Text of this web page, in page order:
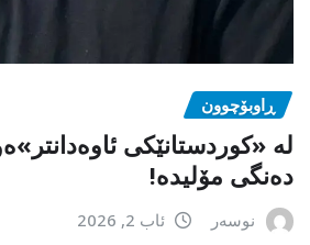
ڕاوبۆچوون
لە «کوردستانێکی
دەنگی مۆلیدە!
نوسەر ئاب 2, 2026